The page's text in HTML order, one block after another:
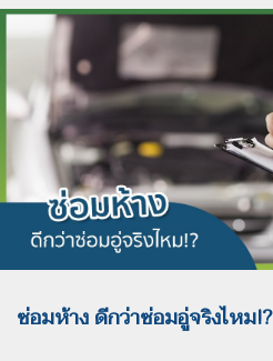
ซ่อมห้าง ดีกว่าซ่อมอู่จริงไหม!?